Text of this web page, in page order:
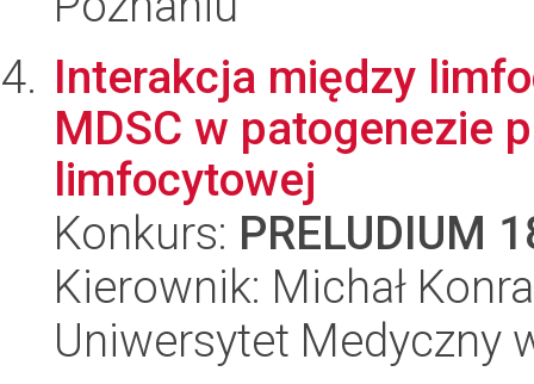
Interakcja między
MDSC w patogenezie
limfocytowej
Konkurs: PRELUDIUM
Kierownik: Michał
Uniwersytet Medyczny